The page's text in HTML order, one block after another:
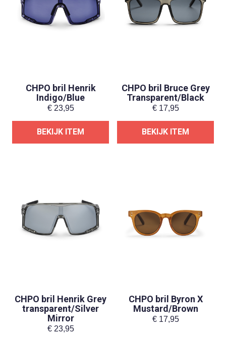
CHPO bril Henrik
Indigo/Blue
€23,95
BEKIJK ITEM
CHPO bril Bruce Grey
Transparent/Black
€17,95
BEKIJK ITEM
CHPO bril Henrik Grey
transparent/Silver
Mirror
€23,95
CHPO bril Byron X
Mustard/Brown
€17,95